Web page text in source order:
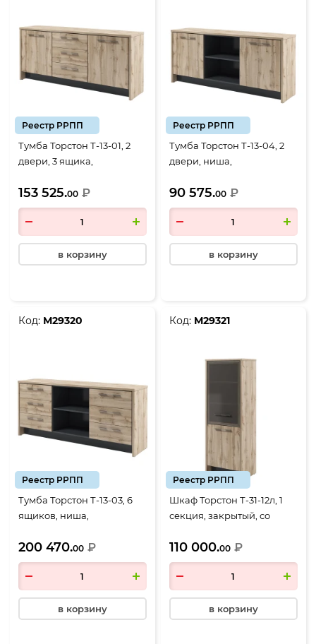
Реестр РРПП
Тумба Торстон Т-13-01, 2
двери, 3 ящика,
Антрацит
153 525.00 ₽
в корзину
Реестр РРПП
Тумба Торстон Т-13-04, 2
двери, ниша,
Антрацит
90 575.00 ₽
в корзину
Код: М29320
Реестр РРПП
Тумба Торстон Т-13-03, 6
ящиков, ниша,
Антрацит
200 470.00 ₽
в корзину
Код: М29321
Реестр РРПП
Шкаф Торстон Т-31-12л, 1
секция, закрытый, со
788*520*2120, Дуб Вотан-
Антрацит
110 000.00 ₽
в корзину